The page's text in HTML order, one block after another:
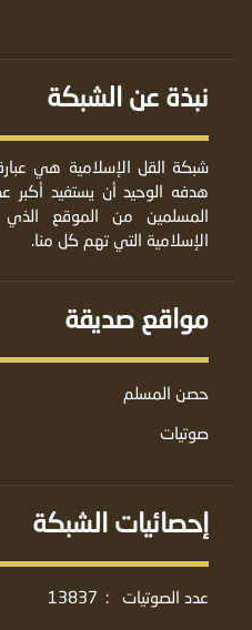
نبذة عن الشبكة
شبكة القل الإسلامية هي
هدفه الوحيد أن يستفيد
المسلمين من الموقع
الإسلامية التي تهم كل منا.
مواقع صديقة
حصن المسلم
صوتيات
إحصائيات الشبكة
عدد الصوتيات :
13837